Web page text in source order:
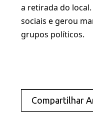
a retirada do
sociais e gerou
grupos políticos.
Compartilhar